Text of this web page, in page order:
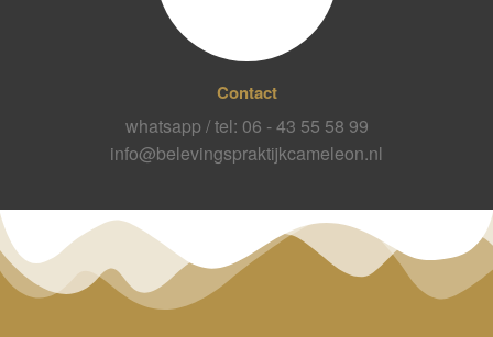
Contact
whatsapp / tel: 06 - 43 55 58 99
info@belevingspraktijkcameleon.nl